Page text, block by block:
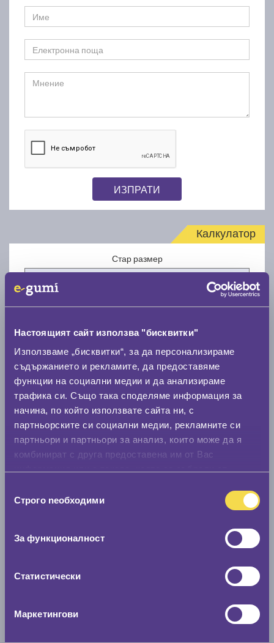
Настоящият сайт използва "бисквитки"
Използваме „бисквитки“, за да персонализираме
съдържанието и рекламите, да предоставяме
функции на социални медии и да анализираме
трафика си. Също така споделяме информация за
начина, по който използвате сайта ни, с
партньорските си социални медии, рекламните си
партньори и партньори за анализ, които може да я
комбинират с друга предоставена им от Вас
наСтрого nеобходими
За функционалност
Статистически
Маркетингови
ИЗПРАТИ
Калкулатор
Стар размер
Нов размер
Стар размер